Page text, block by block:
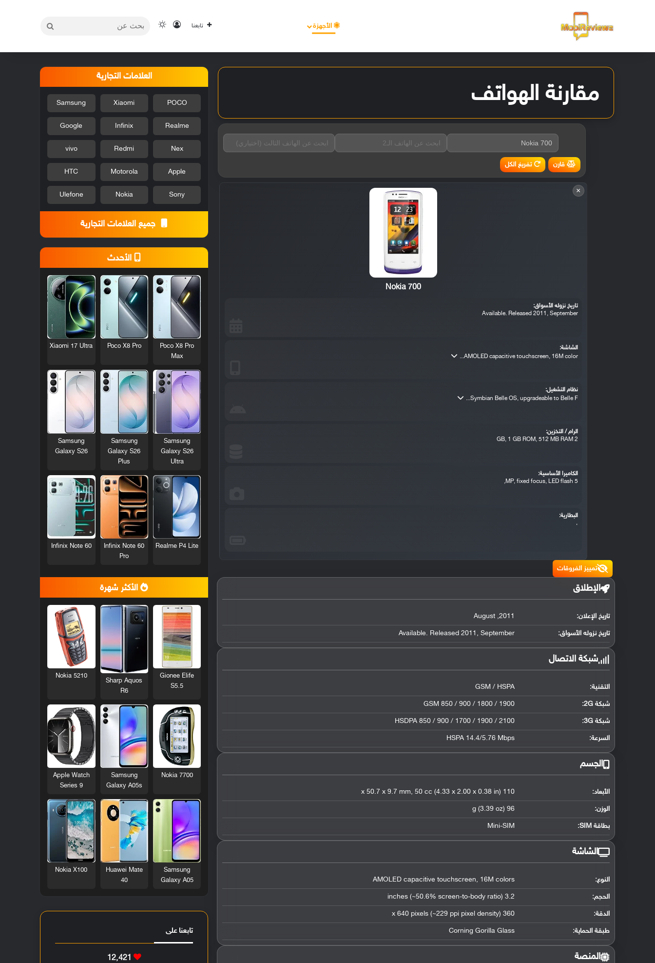
الأجهزة تابعنا تسجيل الدخول
الوضع المظلم
مقارنة الهواتف
قارن تفريغ الكل
×
Nokia 700
تاريخ نزوله الأسواق:
Available. Released 2011, September
الشاشة:
AMOLED capacitive touchscreen, 16M color...
نظام التشغيل:
Symbian Belle OS, upgradeable to Belle F...
الرام / التخزين:
2 GB, 1 GB ROM, 512 MB RAM
الكاميرا الأساسية:
5 MP, fixed focus, LED flash,
البطارية:
،
تمييز الفروقات
الإطلاق
تاريخ الإعلان: 2011
,
August
تاريخ نزوله الأسواق: Available. Released 2011 , September
شبكة الاتصال
التقنية: GSM / HSPA
شبكة 2G: GSM 850 / 900 / 1800 / 1900
شبكة 3G :
HSDPA 850 / 900 / 1700 / 1900 / 2100
السرعة: HSPA 14.4/5.76 Mbps
الجسم
الأبعاد: 110 x 50.7 x 9.7 mm
, 50 cc (4.33 x 2.00 x 0.38 in)
الوزن: 96 g (3.39 oz)
بطاقة SIM: Mini-SIM
الشاشة
النوع: AMOLED capacitive touchscreen, 16M colors
الحجم: 3.2 inches (~50.6% screen-to-body ratio)
الدقة: 360 x 640 pixels (~229 ppi pixel density)
طبقة الحماية: Corning Gorilla Glass
المنصة
العلامات التجارية
POCO
Xiaomi
Samsung
Realme
Infinix
Google
Nex
Redmi
vivo
Apple
Motorola
HTC
Sony
Nokia
Ulefone
جميع العلامات التجارية
الأحدث
Poco X8 Pro
Max
Poco X8 Pro
Xiaomi 17 Ultra
Samsung
Galaxy S26
Ultra
Samsung
Galaxy S26
Plus
Samsung
Galaxy S26
Realme P4 Lite
Infinix Note 60
Pro
Infinix Note 60
الأكثر شهرة
Gionee Elife
S5.5
Sharp Aquos
R6
Nokia 5210
Nokia 7700
Samsung
Galaxy A05s
Apple Watch
Series 9
Samsung
Galaxy A05
Huawei Mate
40
Nokia X100
تابعنا على
12٬421